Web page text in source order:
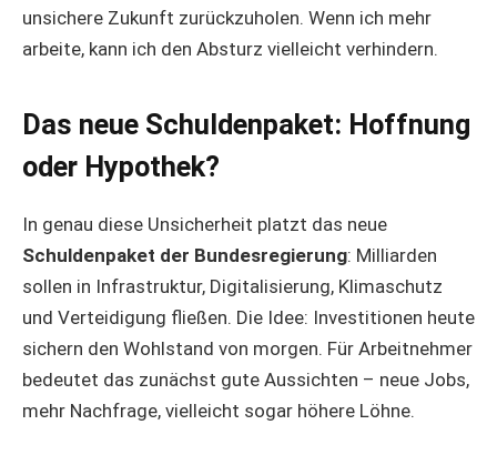
unsichere Zukunft zurückzuholen. Wenn ich mehr
arbeite, kann ich den Absturz vielleicht verhindern.
Das neue Schuldenpaket: Hoffnung
oder Hypothek?
In genau diese Unsicherheit platzt das neue
Schuldenpaket der Bundesregierung: Milliarden
sollen in Infrastruktur, Digitalisierung, Klimaschutz
und Verteidigung fließen. Die Idee: Investitionen heute
sichern den Wohlstand von morgen. Für Arbeitnehmer
bedeutet das zunächst gute Aussichten – neue Jobs,
mehr Nachfrage, vielleicht sogar höhere Löhne.